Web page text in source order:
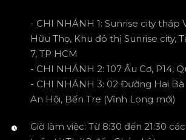
- CHI NHÁNH 1: Sunrise city tháp
Hữu Thọ, Khu đô thị Sunrise city,
7, TP HCM
- CHI NHÁNH 2: 107 Âu Cơ, P14,
- CHI NHÁNH 3: 02 Đường Hai
An Hội, Bến Tre (Vĩnh Long mới)
Giờ làm việc: Từ 8:30 đến 21:30